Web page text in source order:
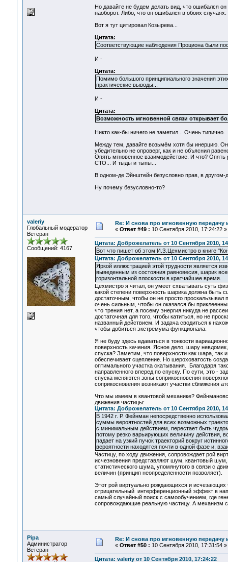
Но давайте не будем делать вид, что ошибался
наоборот. Либо, что он ошибался в обоих случаях.
Вот я тут цитировал Козырева...
Цитата:
Соответствующие наблюдения Проциона были
И -
Цитата:
Помимо большого принципиального значения
практические выводы...
И -
Цитата:
Возможность мгновенной связи открывает
Никто как-бы ничего не заметил... Очень типично.
Между тем, давайте возьмём хотя бы инерцию.
убедительно не опроверг, как и не объяснил
Опять мгновенное взаимодействие. И что?
СТО... И тыды и тыпы...
В одном-де Эйнштейн безусловно прав, в другом-
Ну почему безусловно-то?
valeriy
Глобальный модератор
Ветеран
Сообщений: 4167
Re: И снова про мгновенную
« Ответ #49 : 10 Сентября 2010, 17:24:22 »
Цитата: Доброжелатель от 10 Сентября 2010,
Вот что пишет об этом И.З.Цехмистро в книге
Цитата: Доброжелатель от 10 Сентября 2010,
Яркой иллюстрацией этой трудности является
выведенным из состояния равновесия, шарик
горизонтальной плоскости в кратчайшее время.
Цехмистро я читал, он умеет схватывать суть
какой степени поверхность шарика должна быть
достаточным, чтобы он не просто проскальзывал
очень сильным, чтобы он оказался бы
что трения нет, а посему энергия никуда не
достаточная для того, чтобы катиться, но не
названный действием. И задача сводиться к
чтобы добиться экстремума функционала.
Я не буду здесь вдаваться в тонкости
поверхность качения. Ясное дело, шару
спуска? Заметим, что поверхности как шара,
обеспечивает сцепление. Но шероховатость
оптимального участка скатывания. Благодаря
направленного вперед по спуску. По сути, это -
спуска меняются зоны соприкосновения
соприкосновения возникают участки сближения
Что мы имеем в квантовой механике?
движения частицы:
Цитата: Доброжелатель от 10 Сентября 2010,
В 1942 г. Р. Фейнман непосредственно
суммы вероятностей для всех возможных
с минимальным действием, перестает быть
потому резко варьирующих величину действия,
падает на узкий пучок траекторий вокруг
вероятности находятся почти в одной фазе и,
Частицу, по ходу движения, сопровождает рой
исчезновения представляют шум, квантовый шум,
статистического шума, упомянутого в связи с
величин (принцип неопределенности позволяет).
Этот рой виртуально рождающихся и
отрицательный интерференционный эффект в
самый случайный поиск с самообучением, где
сопровождающие реальную частицу. А механизм
Pipa
Администратор
Ветеран
Re: И снова про мгновенную
« Ответ #50 : 10 Сентября 2010, 17:31:54 »
Цитата: valeriy от 10 Сентября 2010, 17:24:22